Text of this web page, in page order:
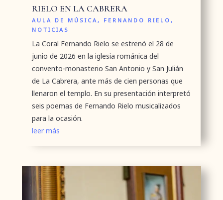
RIELO EN LA CABRERA
AULA DE MÚSICA, FERNANDO RIELO,
NOTICIAS
La Coral Fernando Rielo se estrenó el 28 de
junio de 2026 en la iglesia románica del
convento-monasterio San Antonio y San Julián
de La Cabrera, ante más de cien personas que
llenaron el templo. En su presentación interpretó
seis poemas de Fernando Rielo musicalizados
para la ocasión.
leer más